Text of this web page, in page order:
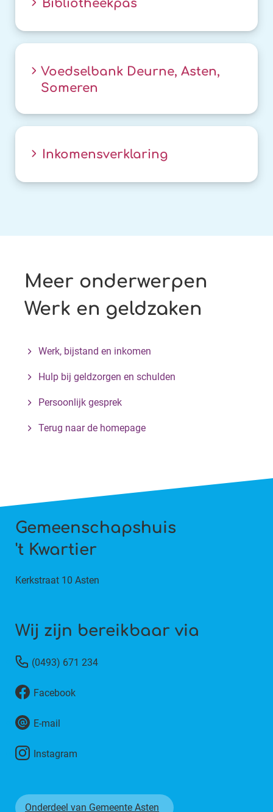
Bibliotheekpas
Voedselbank Deurne, Asten,
Someren
Inkomensverklaring
Meer onderwerpen
Werk en geldzaken
Werk, bijstand en inkomen
Hulp bij geldzorgen en schulden
Persoonlijk gesprek
Terug naar de homepage
Gemeenschapshuis
't Kwartier
Kerkstraat 10 Asten
Wij zijn bereikbaar via
(0493) 671 234
Facebook
E-mail
Instagram
Onderdeel van Gemeente Asten